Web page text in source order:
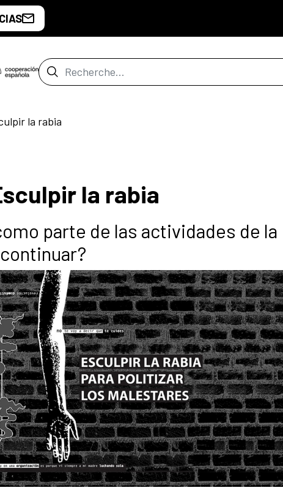
Barre de recherche
la rabia
la rabia
parte de las actividades de la